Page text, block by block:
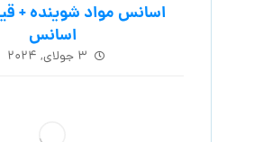
اسانس مواد شوینده +
اسانس
۳ جولای, ۲۰۲۴